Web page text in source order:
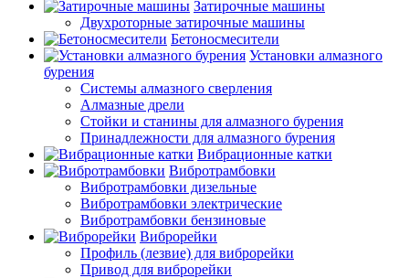
Затирочные машины
Двухроторные затирочные машины
Бетоносмесители
Установки алмазного
бурения
Системы алмазного сверления
Алмазные дрели
Стойки и станины для алмазного бурения
Принадлежности для алмазного бурения
Вибрационные катки
Вибротрамбовки
Вибротрамбовки дизельные
Вибротрамбовки электрические
Вибротрамбовки бензиновые
Виброрейки
Профиль (лезвие) для виброрейки
Привод для виброрейки